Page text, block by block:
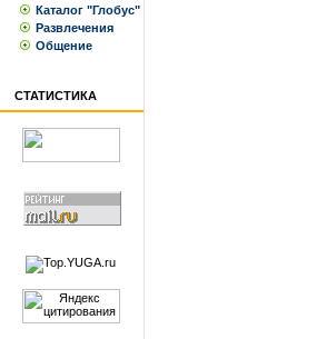
Каталог "Глобус"
Развлечения
Общение
СТАТИСТИКА